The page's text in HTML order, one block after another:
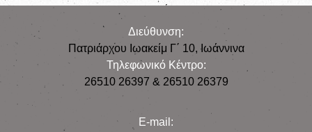
Διεύθυνση:
Πατριάρχου Ιωακείμ Γ΄ 10, Iωάννινα
Τηλεφωνικό Κέντρο:
26510 26397 & 26510 26379
E-mail: